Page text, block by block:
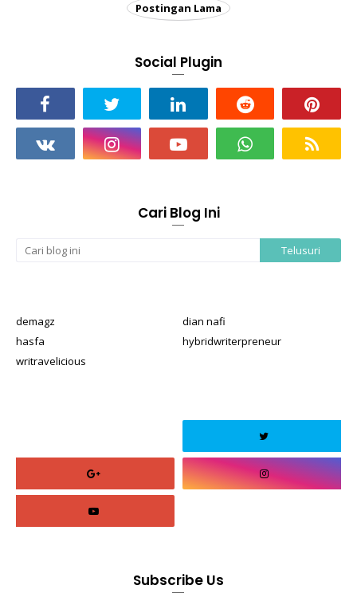
Postingan Lama
Social Plugin
Cari Blog Ini
demagz
dian nafi
hasfa
hybridwriterpreneur
writravelicious
Subscribe Us